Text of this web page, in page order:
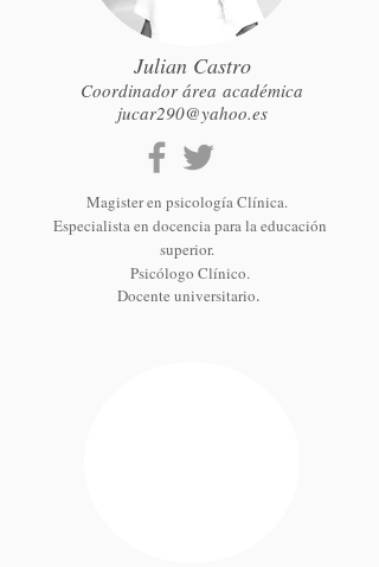
Julian Castro
Coordinador área académica
jucar290@yahoo.es
Magister en psicología Clínica.
Especialista en docencia para la educación
superior.
Psicólogo Clínico.
Docente universitario.